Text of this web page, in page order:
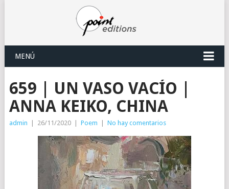
MENÚ
659 | UN VASO VACÍO |
ANNA KEIKO, CHINA
admin 26/11/2020 Poem No hay comentarios